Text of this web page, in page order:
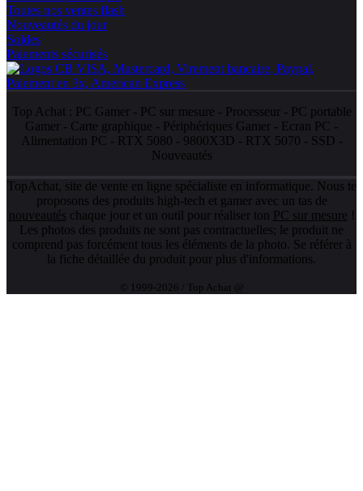
Toutes nos ventes flash
Nouveautés du jour
Soldes
Paiements sécurisés
Top Achat : PC Gamer- PC sur mesure - Processeur- PC portable
Gamer - Carte graphique - Périphériques Gamer - Ecran PC -
Alimentation PC - RTX 5080 - 9800X3D - RTX 5070 - SSD -
Nouveautés
TopAchat, site de vente en ligne spécialiste en informatique. Nous te
proposons des produits high-tech et gamer avec un tas de
nouveautés chaque jour et un outil pour réaliser ton PC sur mesure !
Les photos des produits ne sont pas contractuelles; le produit ne
comprend pas forcément tous les éléments de la photo. Se référer à
la fiche détaillée du produit pour plus d'informations.
© 1999-2026 / Top Achat @